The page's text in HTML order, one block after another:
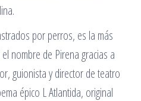
por perros, es la más
nombre de Pirena gracias a
guionista y director de teatro
épico L Atlantida, original